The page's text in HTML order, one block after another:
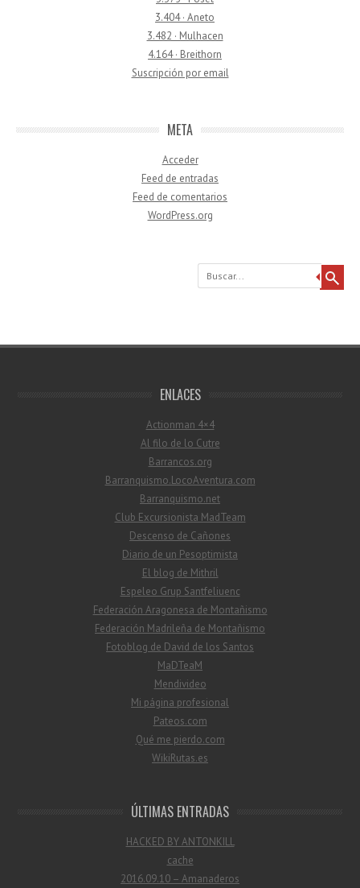
3.404 · Aneto
3.482 · Mulhacen
4.164 · Breithorn
Suscripción por email
META
Acceder
Feed de entradas
Feed de comentarios
WordPress.org
Buscar
ENLACES
Actionman 4×4
Al filo de lo Cutre
Barrancos.org
Barranquismo.LocoAventura.com
Barranquismo.net
Club Excursionista MadTeam
Descenso de Cañones
Diario de un Pesoptimista
El blog de Mithril
Espeleo Grup Santfeliuenc
Federación Aragonesa de Montañismo
Federación Madrileña de Montañismo
Fotoblog de David de los Santos
MaDTeaM
Mendivideo
Mi página profesional
Pateos.com
Qué me pierdo.com
WikiRutas.es
ÚLTIMAS ENTRADAS
HACKED BY ANTONKILL
cache
2016.09.10 – Amanaderos